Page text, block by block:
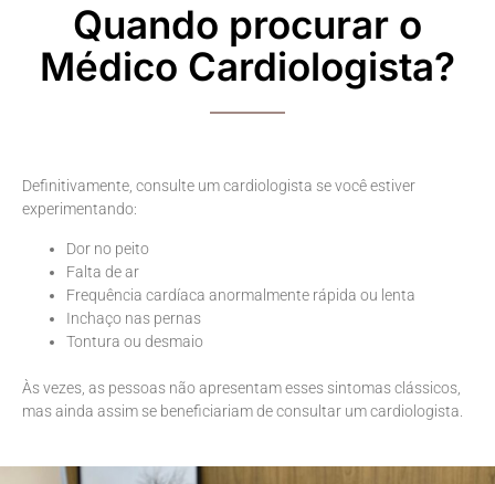
Quando procurar o
Médico Cardiologista?
Definitivamente, consulte um cardiologista se você estiver
experimentando:
Dor no peito
Falta de ar
Frequência cardíaca anormalmente rápida ou lenta
Inchaço nas pernas
Tontura ou desmaio
Às vezes, as pessoas não apresentam esses sintomas clássicos,
mas ainda assim se beneficiariam de consultar um cardiologista.